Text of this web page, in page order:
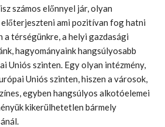
számos előnnyel jár, olyan
ami pozitívan fog hatni
a térségünkre, a helyi gazdasági
hagyományaink hangsúlyosabb
Uniós szinten. Egy olyan intézmény,
Uniós szinten, hiszen a városok,
egyben hangsúlyos alkotóelemei
kikerülhetetlen bármely